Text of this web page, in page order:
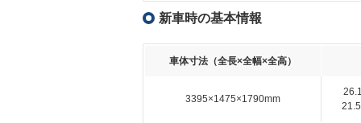
新車時の基本情報
車体寸法（全長×全幅×全高）
3395×1475×1790mm